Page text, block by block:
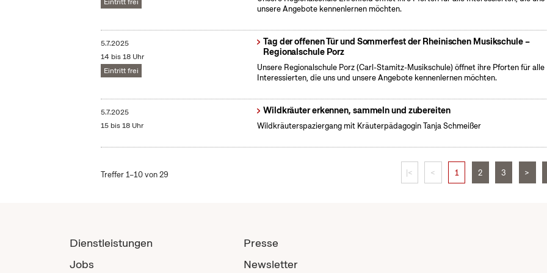
unsere Angebote kennenlernen möchten.
5.7.2025
14 bis 18 Uhr
Eintritt frei
Tag der offenen Tür und Sommerfest der Rheinischen Musikschule –
Regionalschule Porz
Unsere Regionalschule Porz (Carl-Stamitz-Musikschule) öffnet ihre Pforten für alle
Interessierten, die uns und unsere Angebote kennenlernen möchten.
5.7.2025
15 bis 18 Uhr
Wildkräuter erkennen, sammeln und zubereiten
Wildkräuterspaziergang mit Kräuterpädagogin Tanja Schmeißer
Treffer 1–10 von 29 |< < 1 2 3 >
Dienstleistungen
Jobs
Presse
Newsletter